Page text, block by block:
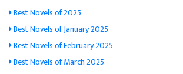
Best Novels of 2025
Best Novels of January 2025
Best Novels of February 2025
Best Novels of March 2025